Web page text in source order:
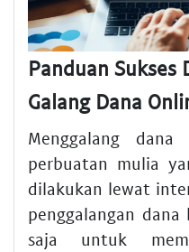
Panduan Sukses
Galang Dana
Menggalang
perbuatan mulia
dilakukan lewat
penggalangan
saja untuk